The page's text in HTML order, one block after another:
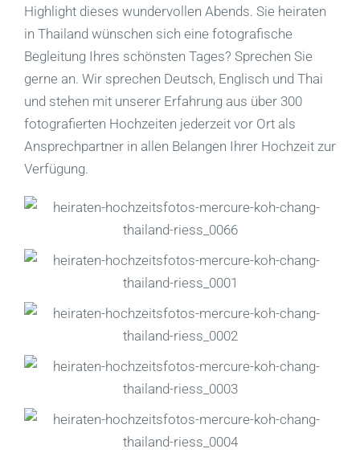
Highlight dieses wundervollen Abends. Sie heiraten
in Thailand wünschen sich eine fotografische
Begleitung Ihres schönsten Tages? Sprechen Sie
gerne an. Wir sprechen Deutsch, Englisch und Thai
und stehen mit unserer Erfahrung aus über 300
fotografierten Hochzeiten jederzeit vor Ort als
Ansprechpartner in allen Belangen Ihrer Hochzeit zur
Verfügung.